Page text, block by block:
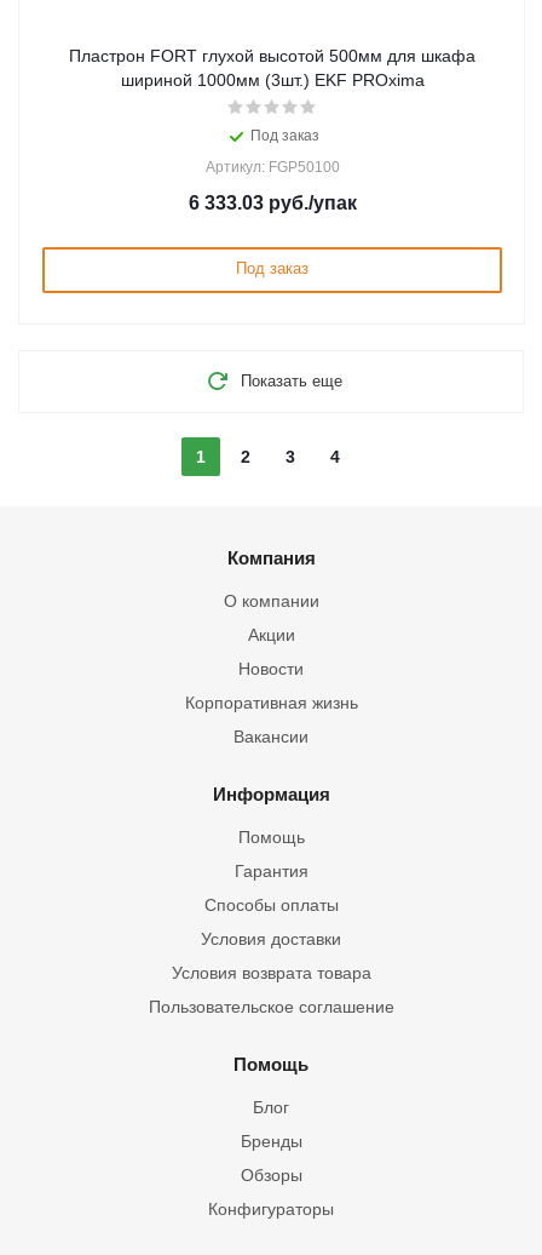
Пластрон FORT глухой высотой 500мм для шкафа
шириной 1000мм (3шт.) EKF PROxima
Под заказ
Артикул: FGP50100
6 333.03руб./упак
Под заказ
Показать еще
1 2 3 4
Компания
О компании
Акции
Новости
Корпоративная жизнь
Вакансии
Информация
Помощь
Гарантия
Способы оплаты
Условия доставки
Условия возврата товара
Пользовательское соглашение
Помощь
Блог
Бренды
Обзоры
Конфигураторы